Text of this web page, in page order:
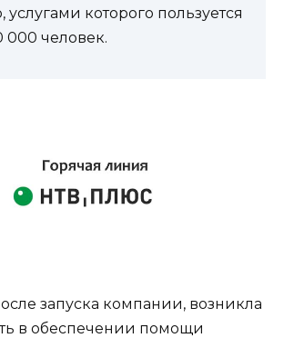
которого пользуется
000 человек.
запуска компании, возникла
в обеспечении помощи